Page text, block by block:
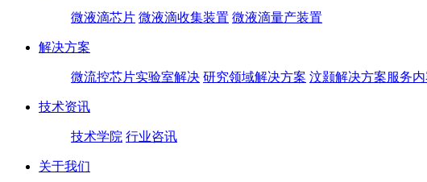
微液滴芯片 微液滴收集装置 微液滴量产装置
解决方案
微流控芯片实验室解决 研究领域解决方案 汶颢解决方案服务内
技术资讯
技术学院 行业咨讯
关于我们